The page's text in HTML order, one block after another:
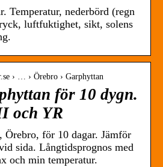
Temperatur, nederbörd (regn
luftfuktighet, sikt, solens
› … › Örebro › Garphyttan
för 10 dygn.
och YR
Örebro, för 10 dagar. Jämför
sida. Långtidsprognos med
och min temperatur.